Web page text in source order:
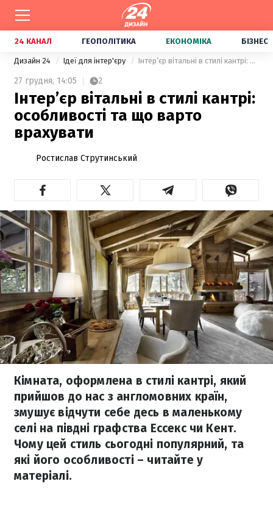
24 КАНАЛ ГЕОПОЛІТИКА ЕКОНОМІКА БІЗНЕС
Дизайн 24 Ідеї для інтер'єру Інтер’єр вітальні в стилі кантрі: особливості та що варто врахувати
27 грудня, 14:05 2
Інтер’єр вітальні в стилі кантрі:
особливості та що варто
врахувати
Ростислав Струтинський
Кімната, оформлена в стилі кантрі, який
прийшов до нас з англомовних країн,
змушує відчути себе десь в маленькому
селі на півдні графства Ессекс чи Кент.
Чому цей стиль сьогодні популярний, та
які його особливості – читайте у
матеріалі.